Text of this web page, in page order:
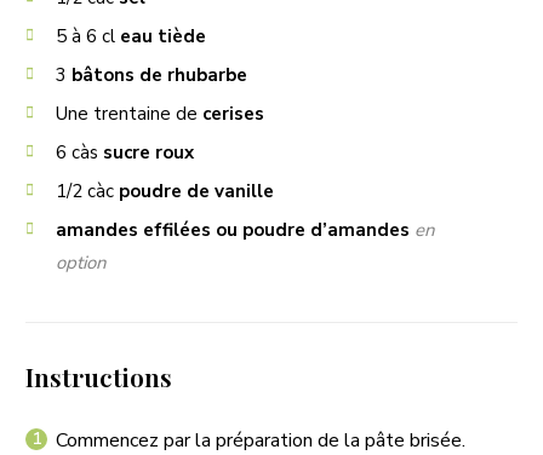
5 à 6 cl eau tiède
3 bâtons de rhubarbe
Une trentaine de cerises
6 càs sucre roux
1/2 càc poudre de vanille
amandes effilées ou poudre d’amandes en
option
Instructions
Commencez par la préparation de la pâte brisée.